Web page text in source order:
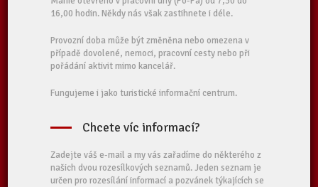
16,00 hodin. Někdy nás však zastihnete i déle.
Provozní doba může být změněna nebo omezena v
případě dovolené, nemoci, pracovní cesty nebo při
pořádání aktivit mimo kancelář.
Fungujeme i jako turistické informační centrum.
Chcete víc informací?
Zadejte váš e-mail a my vás zařadíme do některého z
našich dvou rozesílkových seznamů. Jeden seznam je
určen pro rozesílání informací a pozvánek týkajících se